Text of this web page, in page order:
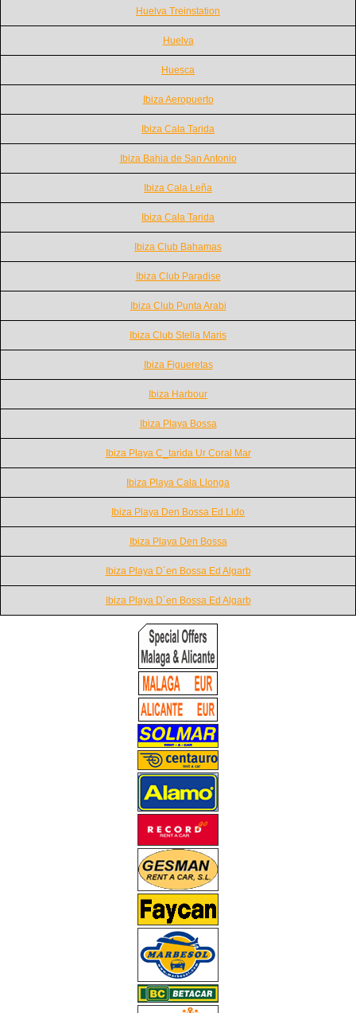
Huelva Treinstation
Huelva
Huesca
Ibiza Aeropuerto
Ibiza Cala Tarida
Ibiza Bahia de San Antonio
Ibiza Cala Leña
Ibiza Cala Tarida
Ibiza Club Bahamas
Ibiza Club Paradise
Ibiza Club Punta Arabi
Ibiza Club Stella Maris
Ibiza Figueretas
Ibiza Harbour
Ibiza Playa Bossa
Ibiza Playa C_tarida Ur Coral Mar
Ibiza Playa Cala Llonga
Ibiza Playa Den Bossa Ed Lido
Ibiza Playa Den Bossa
Ibiza Playa D´en Bossa Ed Algarb
Ibiza Playa D´en Bossa Ed Algarb